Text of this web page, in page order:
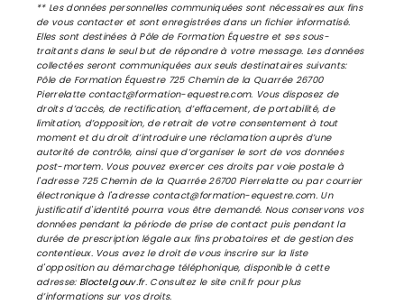
** Les données personnelles communiquées sont nécessaires aux fins
de vous contacter et sont enregistrées dans un fichier informatisé.
Elles sont destinées à Pôle de Formation Équestre et ses sous-
traitants dans le seul but de répondre à votre message. Les données
collectées seront communiquées aux seuls destinataires suivants:
Pôle de Formation Équestre 725 Chemin de la Quarrée 26700
Pierrelatte contact@formation-equestre.com. Vous disposez de
droits d’accès, de rectification, d’effacement, de portabilité, de
limitation, d’opposition, de retrait de votre consentement à tout
moment et du droit d’introduire une réclamation auprès d’une
autorité de contrôle, ainsi que d’organiser le sort de vos données
post-mortem. Vous pouvez exercer ces droits par voie postale à
l'adresse 725 Chemin de la Quarrée 26700 Pierrelatte ou par courrier
électronique à l'adresse contact@formation-equestre.com. Un
justificatif d'identité pourra vous être demandé. Nous conservons vos
données pendant la période de prise de contact puis pendant la
durée de prescription légale aux fins probatoires et de gestion des
contentieux. Vous avez le droit de vous inscrire sur la liste
d'opposition au démarchage téléphonique, disponible à cette
adresse: Bloctel.gouv.fr. Consultez le site cnil.fr pour plus
d’informations sur vos droits.